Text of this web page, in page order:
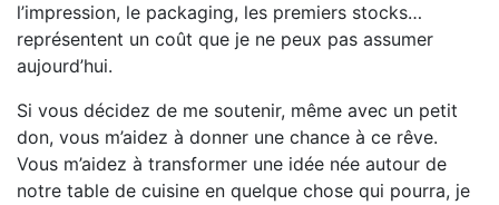
l’impression, le packaging, les premiers stocks…
représentent un coût que je ne peux pas assumer
aujourd’hui.
Si vous décidez de me soutenir, même avec un petit
don, vous m’aidez à donner une chance à ce rêve.
Vous m’aidez à transformer une idée née autour de
notre table de cuisine en quelque chose qui pourra, je